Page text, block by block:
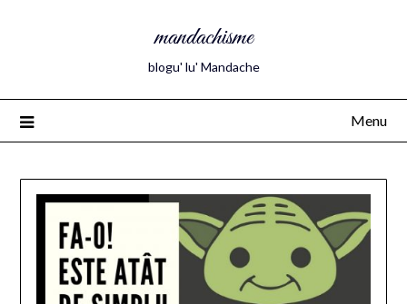
mandachisme
blogu' lu' Mandache
Menu